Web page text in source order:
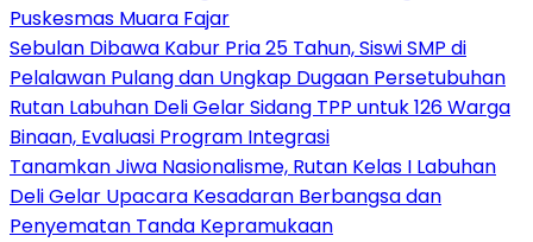
Puskesmas Muara Fajar
Sebulan Dibawa Kabur Pria 25 Tahun, Siswi SMP di
Pelalawan Pulang dan Ungkap Dugaan Persetubuhan
Rutan Labuhan Deli Gelar Sidang TPP untuk 126 Warga
Binaan, Evaluasi Program Integrasi
Tanamkan Jiwa Nasionalisme, Rutan Kelas I Labuhan
Deli Gelar Upacara Kesadaran Berbangsa dan
Penyematan Tanda Kepramukaan